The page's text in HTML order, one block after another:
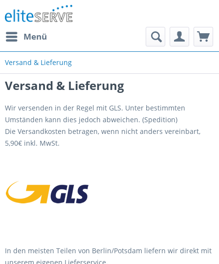
Menü
Versand & Lieferung
Versand & Lieferung
Wir versenden in der Regel mit GLS. Unter bestimmten
Umständen kann dies jedoch abweichen. (Spedition)
Die Versandkosten betragen, wenn nicht anders vereinbart,
5,90€ inkl. MwSt.
In den meisten Teilen von Berlin/Potsdam liefern wir direkt mit